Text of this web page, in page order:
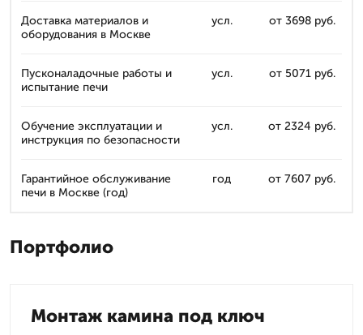
Доставка материалов и
оборудования в Москве
усл. от 3698 руб.
Пусконаладочные работы и
испытание печи
усл. от 5071 руб.
Обучение эксплуатации и
инструкция по безопасности
усл. от 2324 руб.
Гарантийное обслуживание
печи в Москве (год)
год от 7607 руб.
Портфолио
Монтаж камина под ключ